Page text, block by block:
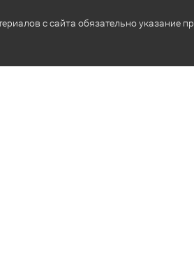
с сайта обязательно указание